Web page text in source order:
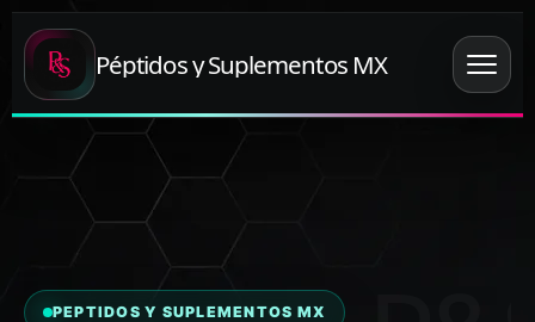
Péptidos y Suplementos MX
PEPTIDOS Y SUPLEMENTOS MX